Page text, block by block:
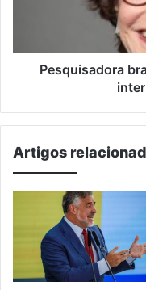
Pesquisadora
Artigos